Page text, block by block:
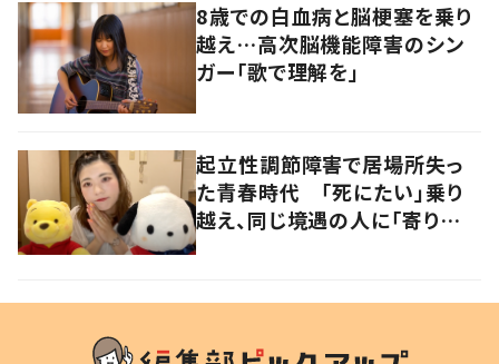
8歳での白血病と脳梗塞を乗り
越え…高次脳機能障害のシン
ガー「歌で理解を」
起立性調節障害で居場所失っ
た青春時代 「死にたい」乗り
越え、同じ境遇の人に「寄り添